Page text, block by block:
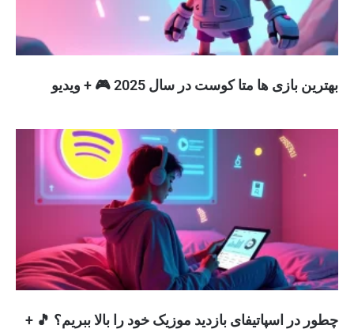
بهترین بازی ها متا کوست در سال 2025 🎮 + ویدیو
چطور در اسپاتیفای بازدید موزیک خود را بالا ببریم؟ 🎵 +